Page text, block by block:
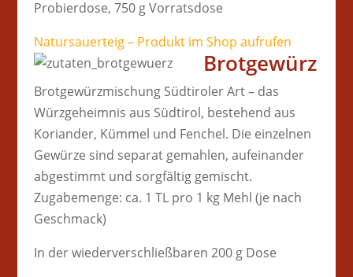
Probierdose, 750 g Vorratsdose
Natursauerteig – Produkt im Shop aufrufen
Brotgewürz
Brotgewürzmischung Südtiroler Art – das
Würzgeheimnis aus Südtirol, bestehend aus
Koriander, Kümmel und Fenchel. Die einzelnen
Gewürze sind separat gemahlen, aufeinander
abgestimmt und sorgfältig gemischt.
Zugabemenge: ca. 1 TL pro 1 kg Mehl (je nach
Geschmack)
In der wiederverschließbaren 200 g Dose